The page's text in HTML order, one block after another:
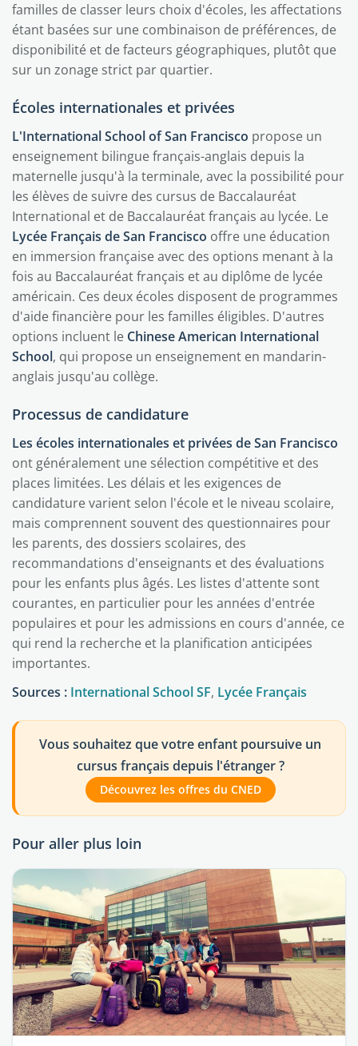
familles de classer leurs choix d'écoles, les affectations
étant basées sur une combinaison de préférences, de
disponibilité et de facteurs géographiques, plutôt que
sur un zonage strict par quartier.
Écoles internationales et privées
L'International School of San Francisco propose un
enseignement bilingue français-anglais depuis la
maternelle jusqu'à la terminale, avec la possibilité pour
les élèves de suivre des cursus de Baccalauréat
International et de Baccalauréat français au lycée. Le
Lycée Français de San Francisco offre une éducation
en immersion française avec des options menant à la
fois au Baccalauréat français et au diplôme de lycée
américain. Ces deux écoles disposent de programmes
d'aide financière pour les familles éligibles. D'autres
options incluent le Chinese American International
School, qui propose un enseignement en mandarin-
anglais jusqu'au collège.
Processus de candidature
Les écoles internationales et privées de San Francisco
ont généralement une sélection compétitive et des
places limitées. Les délais et les exigences de
candidature varient selon l'école et le niveau scolaire,
mais comprennent souvent des questionnaires pour
les parents, des dossiers scolaires, des
recommandations d'enseignants et des évaluations
pour les enfants plus âgés. Les listes d'attente sont
courantes, en particulier pour les années d'entrée
populaires et pour les admissions en cours d'année, ce
qui rend la recherche et la planification anticipées
importantes.
Sources : International School SF, Lycée Français
Vous souhaitez que votre enfant poursuive un
cursus français depuis l'étranger ?
Découvrez les offres du CNED
Pour aller plus loin